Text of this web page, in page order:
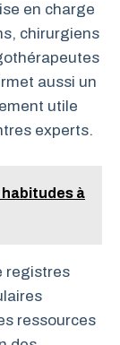
en charge
chirurgiens
aussi un
utile
experts.
à
registres
ressources